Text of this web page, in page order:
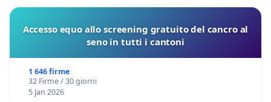
Accesso equo allo screening gratuito del cancro al
seno in tutti i cantoni
1 646 firme
32 Firme / 30 giorni
5 Jan 2026